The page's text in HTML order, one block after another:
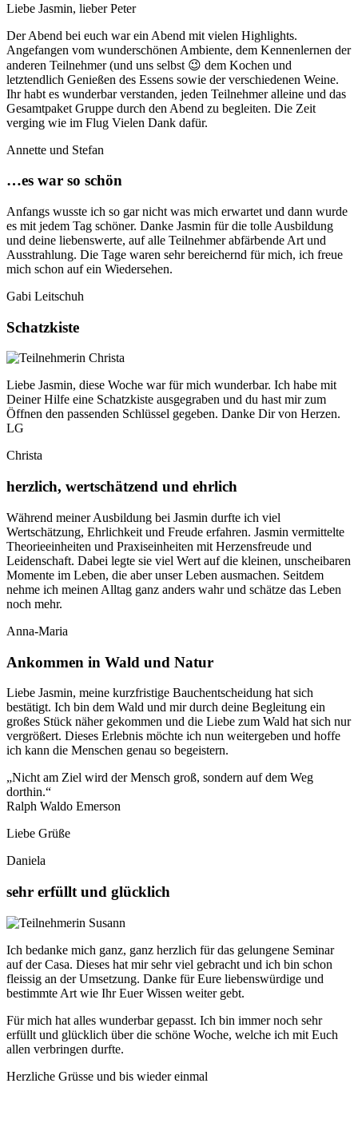
Liebe Jasmin, lieber Peter
Der Abend bei euch war ein Abend mit vielen Highlights.
Angefangen vom wunderschönen Ambiente, dem Kennenlernen der
anderen Teilnehmer (und uns selbst 😉 dem Kochen und
letztendlich Genießen des Essens sowie der verschiedenen Weine.
Ihr habt es wunderbar verstanden, jeden Teilnehmer alleine und das
Gesamtpaket Gruppe durch den Abend zu begleiten. Die Zeit
verging wie im Flug Vielen Dank dafür.
Annette und Stefan
…es war so schön
Anfangs wusste ich so gar nicht was mich erwartet und dann wurde
es mit jedem Tag schöner. Danke Jasmin für die tolle Ausbildung
und deine liebenswerte, auf alle Teilnehmer abfärbende Art und
Ausstrahlung. Die Tage waren sehr bereichernd für mich, ich freue
mich schon auf ein Wiedersehen.
Gabi Leitschuh
Schatzkiste
Liebe Jasmin, diese Woche war für mich wunderbar. Ich habe mit
Deiner Hilfe eine Schatzkiste ausgegraben und du hast mir zum
Öffnen den passenden Schlüssel gegeben. Danke Dir von Herzen.
LG
Christa
herzlich, wertschätzend und ehrlich
Während meiner Ausbildung bei Jasmin durfte ich viel
Wertschätzung, Ehrlichkeit und Freude erfahren. Jasmin vermittelte
Theorieeinheiten und Praxiseinheiten mit Herzensfreude und
Leidenschaft. Dabei legte sie viel Wert auf die kleinen, unscheibaren
Momente im Leben, die aber unser Leben ausmachen. Seitdem
nehme ich meinen Alltag ganz anders wahr und schätze das Leben
noch mehr.
Anna-Maria
Ankommen in Wald und Natur
Liebe Jasmin, meine kurzfristige Bauchentscheidung hat sich
bestätigt. Ich bin dem Wald und mir durch deine Begleitung ein
großes Stück näher gekommen und die Liebe zum Wald hat sich nur
vergrößert. Dieses Erlebnis möchte ich nun weitergeben und hoffe
ich kann die Menschen genau so begeistern.
„Nicht am Ziel wird der Mensch groß, sondern auf dem Weg
dorthin.“
Ralph Waldo Emerson
Liebe Grüße
Daniela
sehr erfüllt und glücklich
Ich bedanke mich ganz, ganz herzlich für das gelungene Seminar
auf der Casa. Dieses hat mir sehr viel gebracht und ich bin schon
fleissig an der Umsetzung. Danke für Eure liebenswürdige und
bestimmte Art wie Ihr Euer Wissen weiter gebt.
Für mich hat alles wunderbar gepasst. Ich bin immer noch sehr
erfüllt und glücklich über die schöne Woche, welche ich mit Euch
allen verbringen durfte.
Herzliche Grüsse und bis wieder einmal